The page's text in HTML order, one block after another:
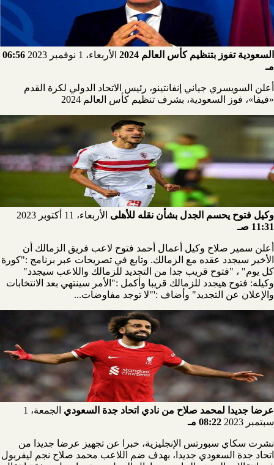
السعودية تفوز بتنظيم كأس العالم 2024 الأربعاء، 1 نوفمبر 2023
06:56
مـ
أعلن السويسري جياني إنفانتينو، رئيس الاتحاد الدولي لكرة القدم
«فيفا»، فوز السعودية، بشرف تنظيم كأس العالم 2024
وكيل فتوح يحسم الجدل بشأن نقله للأهلى الأربعاء، 11 أكتوبر 2023
11:31 صـ
أعلن سمير صلاح وكيل أعمال أحمد فتوح لاعب فريق الزمالك أن
الأخير سيجدد عقده مع الزمالك. وتابع في تصريحات عبر برنامج :"كورة
كل يوم" ، "فتوح قريب جدا من التجديد للزمالك واللاعب سيجدد"
وكيله: فتوح هيجدد للزمالك قريبا وأكمل :"الأمر سينتهي بعد الانتخابات
والإعلان عن التجديد" وأضاف :'"لا توجد مفاوضات...
عرضا جديدا لمحمد صلاح من نادي اتحاد جدة السعودي
الجمعة، 1
سبتمبر 2023
08:22 مـ
نشرت سكاي سبورتس الإنجليزية، خبرا عن تجهيز عرضا جديدا من
اتحاد جدة السعودي جديدا، بهدف ضم اللاعب محمد صلاح نجم ليفربول